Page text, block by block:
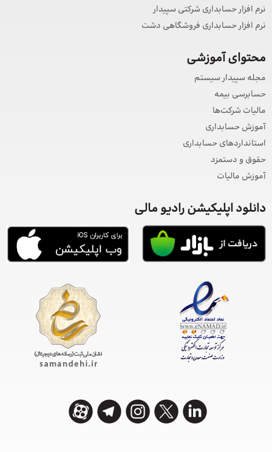
نرم افزار حسابداری شرکتی سپیدار
نرم افزار حسابداری فروشگاهی دشت
محتوای آموزشی
مجله سپیدار سیستم
حسابرسی بیمه
مالیات شرکت‌ها
آموزش حسابداری
استانداردهای حسابداری
حقوق و دستمزد
آموزش مالیات
دانلود اپلیکیشن رادیو مالی